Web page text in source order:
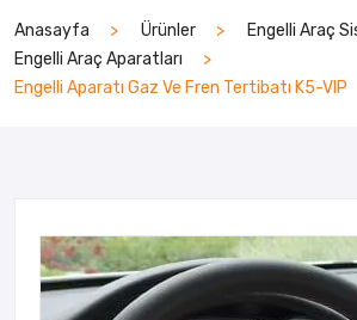
Anasayfa Ürünler
Engelli Araç
Engelli Araç Aparatları
Engelli Aparatı Gaz Ve Fren Tertibatı K5-VIP